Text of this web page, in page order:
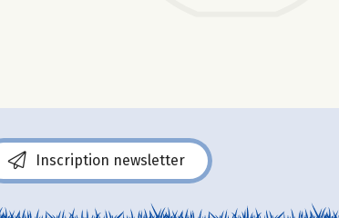
Inscription newsletter